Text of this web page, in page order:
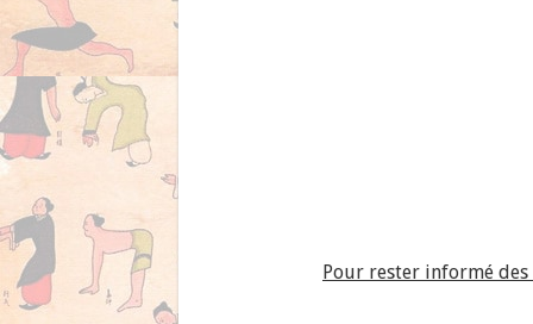
Pour rester informé